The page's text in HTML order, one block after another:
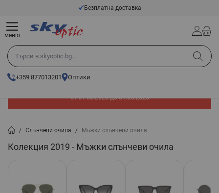
Прескачане към съдържаниетоБезплатна доставка
Търси в skyoptic.bg...
+359 877013201 Оптики
меню
от 01.08.2026 до 31.08.2026
/ Слънчеви очила / Мъжки слънчеви очила
Колекция 2019 - Мъжки слънчеви очила